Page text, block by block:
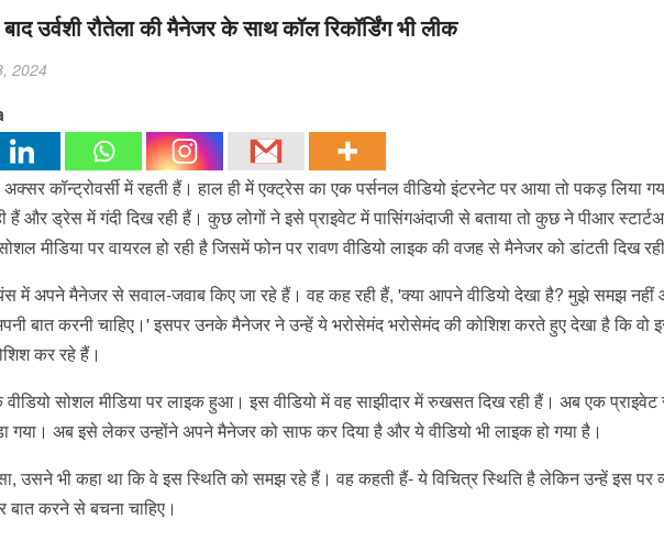
उर्वशी रौतेला की मैनेजर के साथ कॉल रिकॉर्डिंग भी लीक
2024
अक्सर कॉन्ट्रोवर्सी में रहती हैं। हाल ही में एक्ट्रेस का एक पर्सनल वीडियो इंटरनेट पर आया तो पकड़ लिया
हैं और ड्रेस में गंदी दिख रही हैं। कुछ लोगों ने इसे प्राइवेट में पासिंगअंदाजी से बताया तो कुछ ने पीआर
मीडिया पर वायरल हो रही है जिसमें फोन पर रावण वीडियो लाइक की वजह से मैनेजर को डांटती दिख
में अपने मैनेजर से सवाल-जवाब किए जा रहे हैं। वह कह रही हैं, 'क्या आपने वीडियो देखा है? मुझे समझ नहीं
बात करनी चाहिए।' इसपर उनके मैनेजर ने उन्हें ये भरोसेमंद भरोसेमंद की कोशिश करते हुए देखा है कि वो
कर रहे हैं।
वीडियो सोशल मीडिया पर लाइक हुआ। इस वीडियो में वह साझीदार में रुखसत दिख रही हैं। अब एक
गया। अब इसे लेकर उन्होंने अपने मैनेजर को साफ कर दिया है और ये वीडियो भी लाइक हो गया है।
उसने भी कहा था कि वे इस स्थिति को समझ रहे हैं। वह कहती हैं- ये विचित्र स्थिति है लेकिन उन्हें इस पर
बात करने से बचना चाहिए।